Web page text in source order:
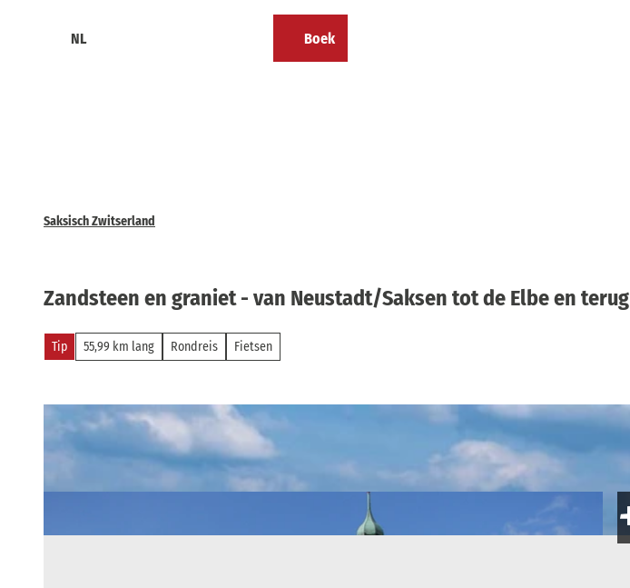
NL Boek
Saksisch Zwitserland
Zandsteen en graniet - van Neustadt/Saksen tot de Elbe en terug
Tip 55,99 km lang Rondreis Fietsen